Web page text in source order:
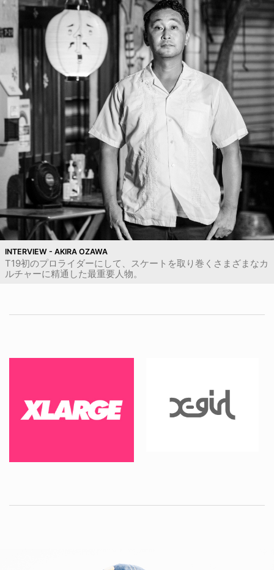
INTERVIEW - AKIRA OZAWA
T19初のプロライダーにして、スケートを取り巻くさまざまなカ
ルチャーに精通した最重要人物。